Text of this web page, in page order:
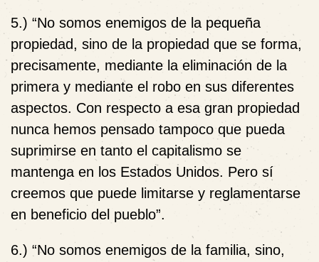
5.) “No somos enemigos de la pequeña
propiedad, sino de la propiedad que se forma,
precisamente, mediante la eliminación de la
primera y mediante el robo en sus diferentes
aspectos. Con respecto a esa gran propiedad
nunca hemos pensado tampoco que pueda
suprimirse en tanto el capitalismo se
mantenga en los Estados Unidos. Pero sí
creemos que puede limitarse y reglamentarse
en beneficio del pueblo”.
6.) “No somos enemigos de la familia, sino,